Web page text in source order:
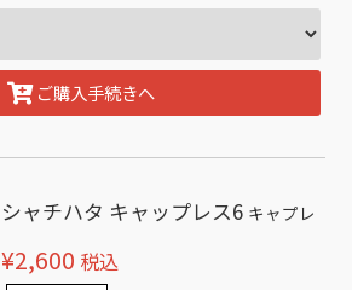
ご購入手続きへ
シャチハタ キャップレス6 キャプレ
¥2,600 税込